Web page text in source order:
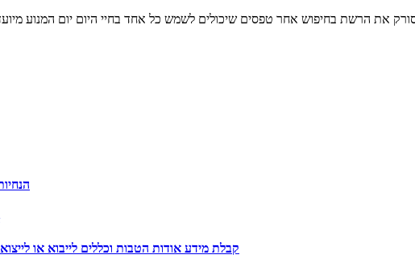
קבלת מידע אודות הטבות וכללים לייבוא או